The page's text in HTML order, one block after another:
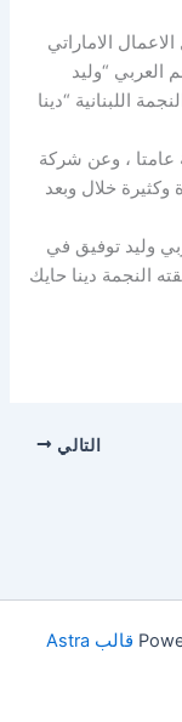
الاماراتي
العربي “وليد
اللبنانية “دينا
عامتا ، وعن شركة
وكثيرة خلال وبعد
وليد توفيق في
النجمة دينا حايك
التالي
قالب Astra